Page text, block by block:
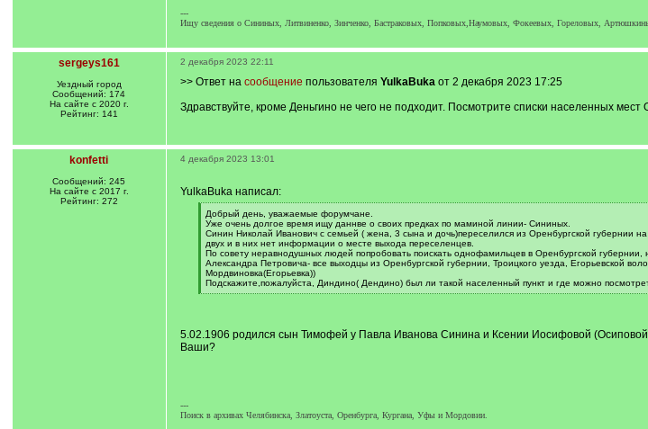
---
Ищу сведения о Сининых, Литвиненко, Зинченко, Бастраковых, Попковых,Наумовых, Фокеевых, Гореловых,
sergeys161
Уездный город
Сообщений: 174
На сайте с 2020 г.
Рейтинг: 141
2 декабря 2023 22:11
>> Ответ на сообщение пользователя YulkaBukaот 2 декабря 2023 17:25
Здравствуйте, кроме Деньгино не чего не подходит. Посмотрите списки населенных
konfetti
Сообщений: 245
На сайте с 2017 г.
Рейтинг: 272
4 декабря 2023 13:01
YulkaBuka написал:
[
q
]
Добрый день, уважаемые форумчане.
Уже очень долгое время ищу даннве о своих предках по маминой линии- Сининых.
Синин Николай Иванович с семьей ( жена, 3 сына и дочь)переселился из Оренбургской губернии
двух и в них нет информации о месте выхода переселенцев.
По совету неравнодушных людей попробовать поискать однофамильцев в Оренбургской
Александра Петровича- все выходцы из Оренбургской губернии, Троицкого уезда, Егорьевской
Мордвиновка(Егорьевка))
Подскажите,пожалуйста, Диндино( Дендино) был ли такой населенный пункт и где можно
[
5.02.1906 родился сын Тимофей у Павла Иванова Синина и Ксении Иосифовой
Ваши?
---
Поиск в архивах Челябинска, Златоуста, Оренбурга, Кургана, Уфы и Мордовии.